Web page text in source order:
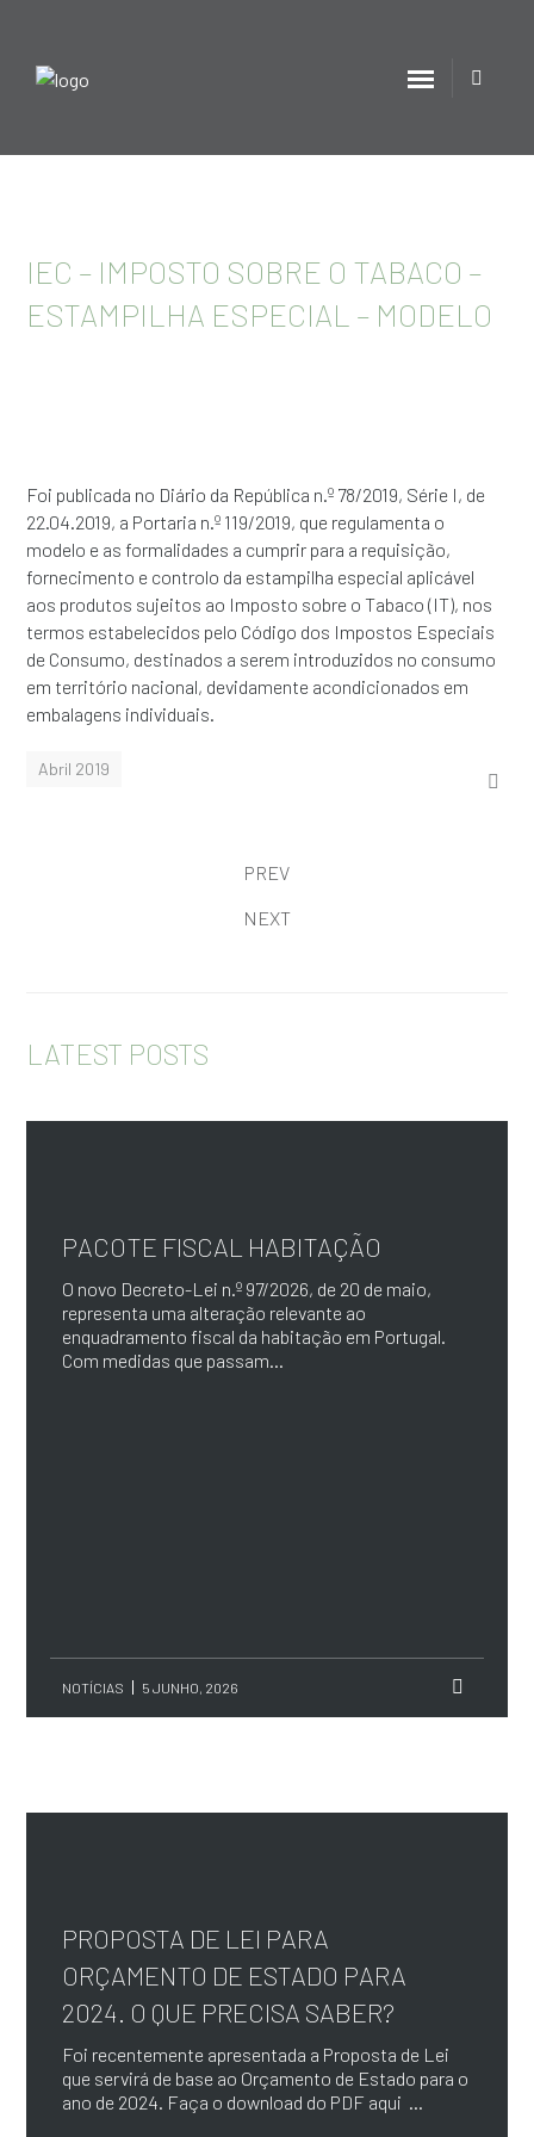
IEC – IMPOSTO SOBRE O TABACO –
ESTAMPILHA ESPECIAL – MODELO
Foi publicada no Diário da República n.º 78/2019, Série I, de
22.04.2019, a Portaria n.º 119/2019, que regulamenta o
modelo e as formalidades a cumprir para a requisição,
fornecimento e controlo da estampilha especial aplicável
aos produtos sujeitos ao Imposto sobre o Tabaco (IT), nos
termos estabelecidos pelo Código dos Impostos Especiais
de Consumo, destinados a serem introduzidos no consumo
em território nacional, devidamente acondicionados em
embalagens individuais.
Abril 2019
PREV
NEXT
LATEST POSTS
PACOTE FISCAL HABITAÇÃO
O novo Decreto-Lei n.º 97/2026, de 20 de maio,
representa uma alteração relevante ao
enquadramento fiscal da habitação em Portugal.
Com medidas que passam...
NOTÍCIAS 5 JUNHO, 2026
PROPOSTA DE LEI PARA
ORÇAMENTO DE ESTADO PARA
2024. O QUE PRECISA SABER?
Foi recentemente apresentada a Proposta de Lei
que servirá de base ao Orçamento de Estado para o
ano de 2024. Faça o download do PDF aqui ...